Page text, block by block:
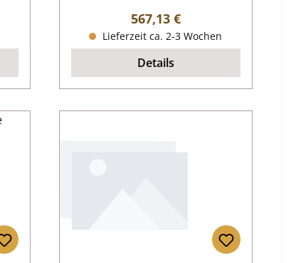
Regulärer Preis:
567,13 €
Lieferzeit ca. 2-3 Wochen
Details